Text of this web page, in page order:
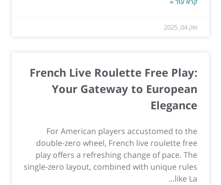
אוק 04, 2025
French Live Roulette Free Play:
Your Gateway to European
Elegance
For American players accustomed to the
double-zero wheel, French live roulette free
play offers a refreshing change of pace. The
single-zero layout, combined with unique rules
like La...